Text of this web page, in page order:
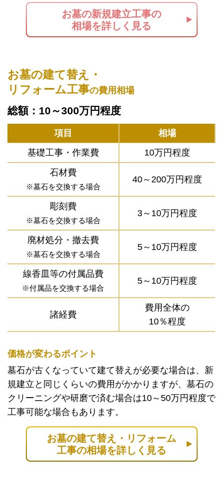
お墓の新規建立工事の
相場を詳しく見る
お墓の建て替え・
リフォーム工事の費用相場
総額：10～300万円程度
項目
相場
基礎工事・作業費
10万円程度
石材費
※墓石を交換する場合
40～200万円程度
彫刻費
※墓石を交換する場合
3～10万円程度
廃材処分・撤去費
※墓石を交換する場合
5～10万円程度
線香皿等の付属品費
※付属品を交換する場合
5～10万円程度
諸経費
費用全体の
10％程度
価格が変わるポイント
墓石が古くなっていて建て替えが必要な場合は、新
規建立と同じくらいの費用がかかりますが、墓石の
クリーニングや研磨で済む場合は10～50万円程度で
工事可能な場合もあります。
お墓の建て替え・リフォーム
工事の相場を詳しく見る